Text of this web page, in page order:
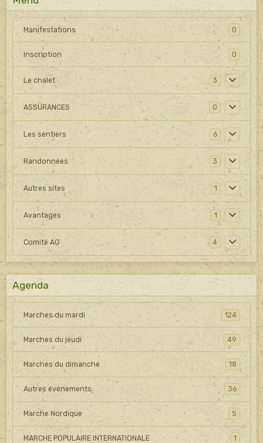
Manifestations 0
Inscription 0
Le chalet 3
ASSURANCES 0
Les sentiers 6
Randonnées 3
Autres sites 1
Avantages 1
Comité AG 4
Agenda
Marches du mardi 124
Marches du jeudi 49
Marches du dimanche 18
Autres événements 36
Marche Nordique 5
MARCHE POPULAIRE INTERNATIONALE 1